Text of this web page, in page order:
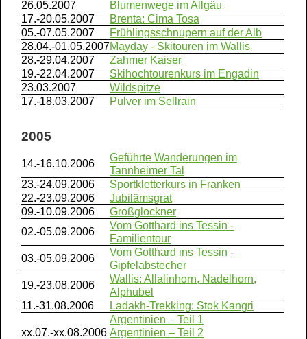
26.05.2007
Blumenwege im Allgäu
17.-20.05.2007
Brenta: Cima Tosa
05.-07.05.2007
Frühlingsschnupern auf der Alb
28.04.-01.05.2007Mayday - Skitouren im Wallis
28.-29.04.2007
Zahmer Kaiser
19.-22.04.2007
Skihochtourenkurs im Engadin
23.03.2007
Wildspitze
17.-18.03.2007
Pulver im Sellrain
2005
14.-16.10.2006
Geführte Wanderungen im
Tannheimer Tal
23.-24.09.2006
Sportkletterkurs in Franken
22.-23.09.2006
Jubilämsgrat
09.-10.09.2006
Großglockner
02.-05.09.2006
Vom Gotthard ins Tessin -
Familientour
03.-05.09.2006
Vom Gotthard ins Tessin -
Gipfelabstecher
19.-23.08.2006
Wallis: Allalinhorn, Nadelhorn,
Alphubel
11.-31.08.2006
Ladakh-Trekking: Stok Kangri
xx.07.-xx.08.2006
Argentinien – Teil 1
Argentinien – Teil 2